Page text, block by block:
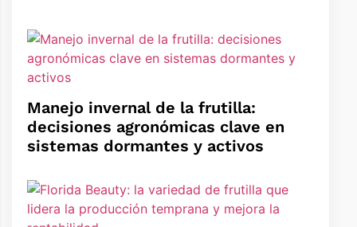
Manejo invernal de la frutilla:
decisiones agronómicas clave en
sistemas dormantes y activos